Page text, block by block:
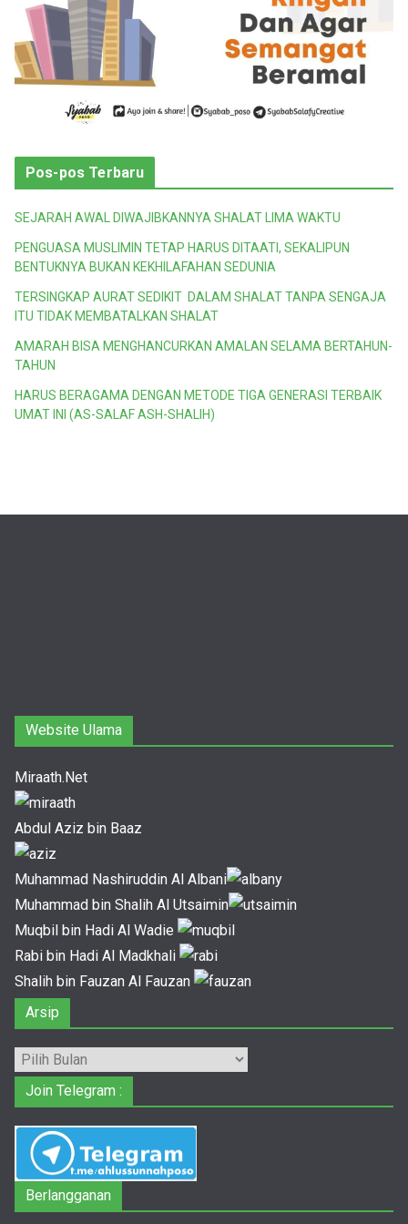
Pos-pos Terbaru
SEJARAH AWAL DIWAJIBKANNYA SHALAT LIMA WAKTU
PENGUASA MUSLIMIN TETAP HARUS DITAATI, SEKALIPUN
BENTUKNYA BUKAN KEKHILAFAHAN SEDUNIA
TERSINGKAP AURAT SEDIKIT DALAM SHALAT TANPA SENGAJA
ITU TIDAK MEMBATALKAN SHALAT
AMARAH BISA MENGHANCURKAN AMALAN SELAMA BERTAHUN-
TAHUN
HARUS BERAGAMA DENGAN METODE TIGA GENERASI TERBAIK
UMAT INI (AS-SALAF ASH-SHALIH)
Website Ulama
Miraath.Net
Abdul Aziz bin Baaz
Muhammad Nashiruddin Al Albani
Muhammad bin Shalih Al Utsaimin
Muqbil bin Hadi Al Wadie
Rabi bin Hadi Al Madkhali
Shalih bin Fauzan Al Fauzan
Arsip
Arsip
Join Telegram :
Berlangganan